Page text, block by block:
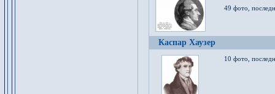
49 фото,
Каспар Хаузер
10 фото,